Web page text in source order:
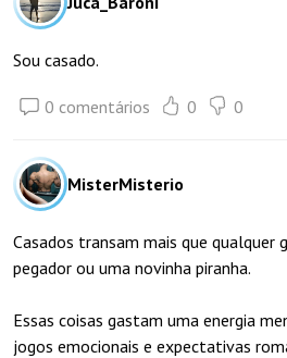
Sou casado.
0 comentários 0 0
MisterMisterio
Casados transam mais que qualquer
pegador ou uma novinha piranha.
Essas coisas gastam uma energia
jogos emocionais e expectativas